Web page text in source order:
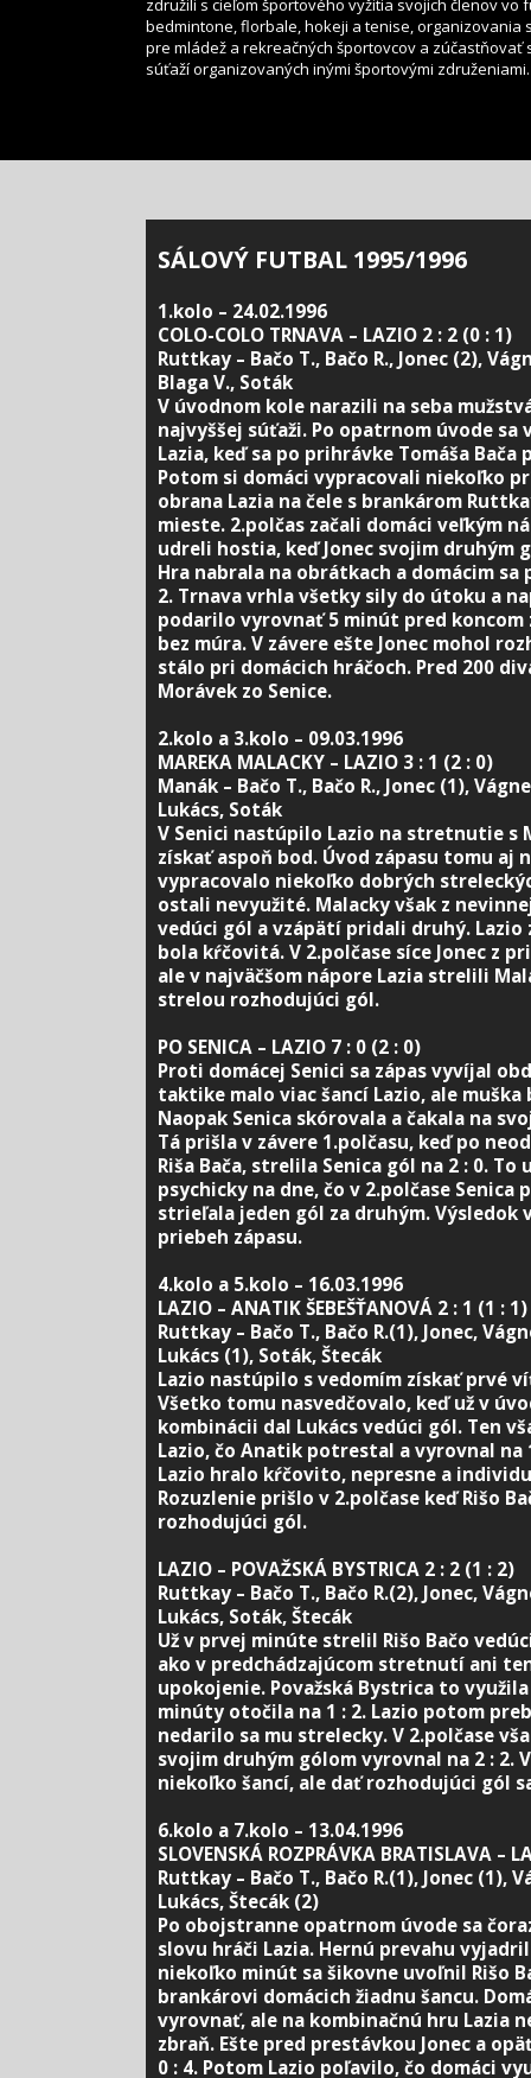
združili s cieľom športového vyžitia svojich členov vo
bedmintone, florbale, hokeji a tenise, organizovania
pre mládež a rekreačných športovcov a zúčastňovať
súťaží organizovaných inými športovými združeniami.
SÁLOVÝ FUTBAL 1995/1996
1.kolo – 24.02.1996
COLO-COLO TRNAVA – LAZIO 2 : 2 (0 : 1)
Ruttkay – Bačo T., Bačo R., Jonec (2),
Blaga V., Soták
V úvodnom kole narazili na seba
najvyššej súťaži. Po opatrnom úvode sa
Lazia, keď sa po prihrávke Tomáša Bača
Potom si domáci vypracovali niekoľko
obrana Lazia na čele s brankárom
mieste. 2.polčas začali domáci veľkým
udreli hostia, keď Jonec svojim druhým
Hra nabrala na obrátkach a domácim sa
2. Trnava vrhla všetky sily do útoku a
podarilo vyrovnať 5 minút pred
bez múra. V závere ešte Jonec mohol
stálo pri domácich hráčoch. Pred 200
Morávek zo Senice.
2.kolo a 3.kolo – 09.03.1996
MAREKA MALACKY – LAZIO 3 : 1 (2 : 0)
Manák – Bačo T., Bačo R., Jonec (1),
Lukács, Soták
V Senici nastúpilo Lazio na stretnutie s
získať aspoň bod. Úvod zápasu tomu aj
vypracovalo niekoľko dobrých
ostali nevyužité. Malacky však z
vedúci gól a vzápätí pridali druhý. Lazio
bola kŕčovitá. V 2.polčase síce Jonec z
ale v najväčšom nápore Lazia strelili
strelou rozhodujúci gól.
PO SENICA – LAZIO 7 : 0 (2 : 0)
Proti domácej Senici sa zápas vyvíjal
taktike malo viac šancí Lazio, ale muška
Naopak Senica skórovala a čakala na
Tá prišla v závere 1.polčasu, keď po
Riša Bača, strelila Senica gól na 2 : 0. To
psychicky na dne, čo v 2.polčase Senica
strieľala jeden gól za druhým. Výsledok
priebeh zápasu.
4.kolo a 5.kolo – 16.03.1996
LAZIO – ANATIK ŠEBEŠŤANOVÁ 2 : 1 (1 : 1)
Ruttkay – Bačo T., Bačo R.(1), Jonec,
Lukács (1), Soták, Štecák
Lazio nastúpilo s vedomím získať prvé
Všetko tomu nasvedčovalo, keď už v
kombinácii dal Lukács vedúci gól. Ten
Lazio, čo Anatik potrestal a vyrovnal na
Lazio hralo kŕčovito, nepresne a
Rozuzlenie prišlo v 2.polčase keď Rišo
rozhodujúci gól.
LAZIO – POVAŽSKÁ BYSTRICA 2 : 2 (1 : 2)
Ruttkay – Bačo T., Bačo R.(2), Jonec,
Lukács, Soták, Štecák
Už v prvej minúte strelil Rišo Bačo
ako v predchádzajúcom stretnutí ani
upokojenie. Považská Bystrica to
minúty otočila na 1 : 2. Lazio potom
nedarilo sa mu strelecky. V 2.polčase
svojim druhým gólom vyrovnal na 2 : 2.
niekoľko šancí, ale dať rozhodujúci gól
6.kolo a 7.kolo – 13.04.1996
SLOVENSKÁ ROZPRÁVKA BRATISLAVA –
Ruttkay – Bačo T., Bačo R.(1), Jonec (1),
Lukács, Štecák (2)
Po obojstranne opatrnom úvode sa
slovu hráči Lazia. Hernú prevahu
niekoľko minút sa šikovne uvoľnil Rišo
brankárovi domácich žiadnu šancu.
vyrovnať, ale na kombinačnú hru Lazia
zbraň. Ešte pred prestávkou Jonec a
0 : 4. Potom Lazio poľavilo, čo domáci